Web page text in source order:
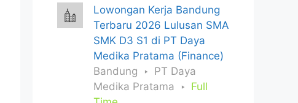
Lowongan Kerja Bandung
Terbaru 2026 Lulusan SMA
SMK D3 S1 di PT Daya
Medika Pratama (Finance)
Bandung
PT Daya
Medika Pratama
Full